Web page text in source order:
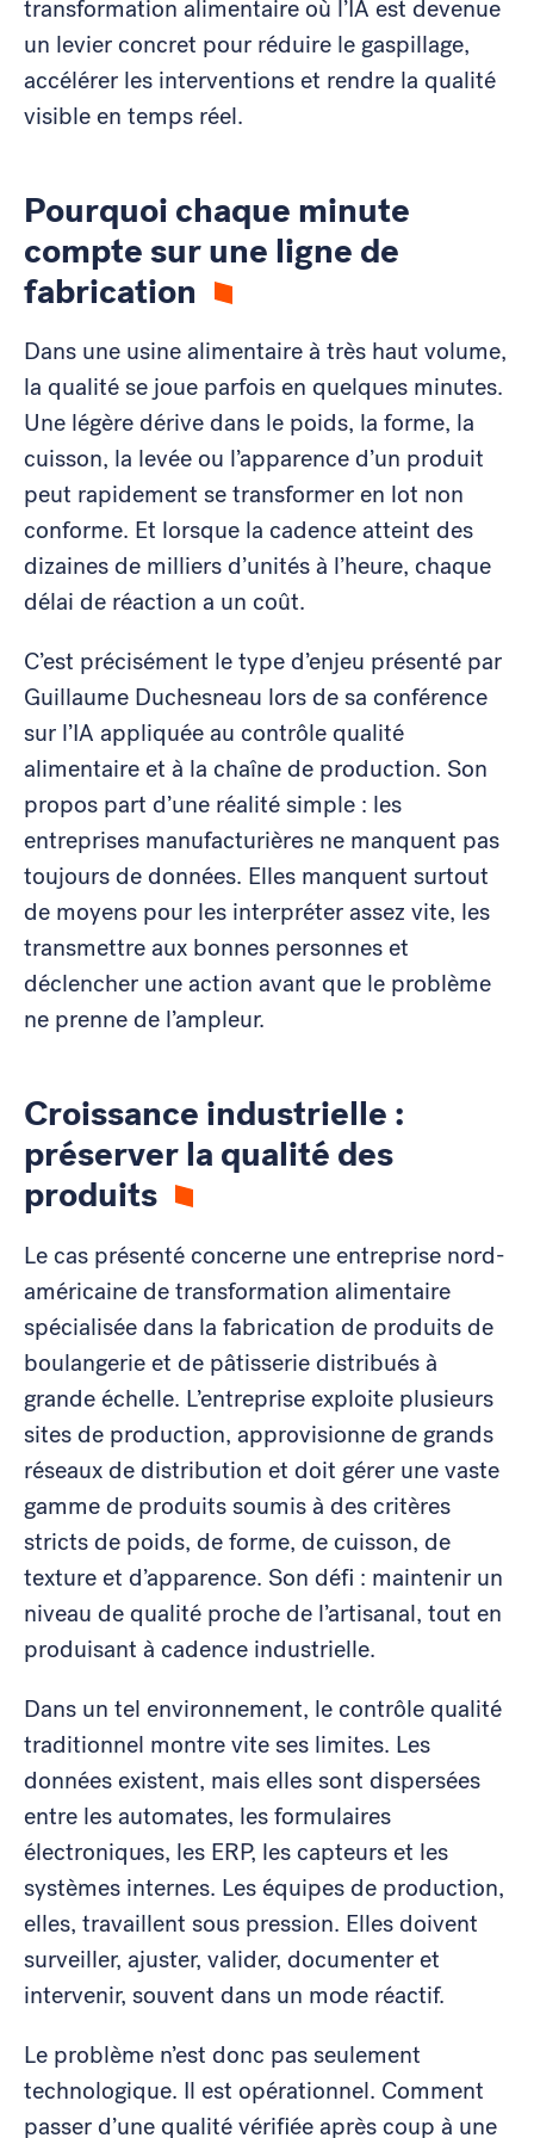
transformation alimentaire où l’IA est devenue
un levier concret pour réduire le gaspillage,
accélérer les interventions et rendre la qualité
visible en temps réel.
Pourquoi chaque minute
compte sur une ligne de
fabrication
Dans une usine alimentaire à très haut volume,
la qualité se joue parfois en quelques minutes.
Une légère dérive dans le poids, la forme, la
cuisson, la levée ou l’apparence d’un produit
peut rapidement se transformer en lot non
conforme. Et lorsque la cadence atteint des
dizaines de milliers d’unités à l’heure, chaque
délai de réaction a un coût.
C’est précisément le type d’enjeu présenté par
Guillaume Duchesneau lors de sa conférence
sur l’IA appliquée au contrôle qualité
alimentaire et à la chaîne de production. Son
propos part d’une réalité simple : les
entreprises manufacturières ne manquent pas
toujours de données. Elles manquent surtout
de moyens pour les interpréter assez vite, les
transmettre aux bonnes personnes et
déclencher une action avant que le problème
ne prenne de l’ampleur.
Croissance industrielle :
préserver la qualité des
produits
Le cas présenté concerne une entreprise nord-
américaine de transformation alimentaire
spécialisée dans la fabrication de produits de
boulangerie et de pâtisserie distribués à
grande échelle. L’entreprise exploite plusieurs
sites de production, approvisionne de grands
réseaux de distribution et doit gérer une vaste
gamme de produits soumis à des critères
stricts de poids, de forme, de cuisson, de
texture et d’apparence. Son défi : maintenir un
niveau de qualité proche de l’artisanal, tout en
produisant à cadence industrielle.
Dans un tel environnement, le contrôle qualité
traditionnel montre vite ses limites. Les
données existent, mais elles sont dispersées
entre les automates, les formulaires
électroniques, les ERP, les capteurs et les
systèmes internes. Les équipes de production,
elles, travaillent sous pression. Elles doivent
surveiller, ajuster, valider, documenter et
intervenir, souvent dans un mode réactif.
Le problème n’est donc pas seulement
technologique. Il est opérationnel. Comment
passer d’une qualité vérifiée après coup à une